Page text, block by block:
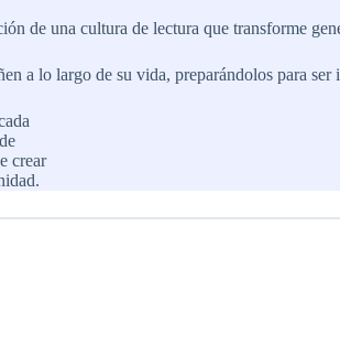
de una cultura de lectura que transforme
a lo largo de su vida, preparándolos para
crear